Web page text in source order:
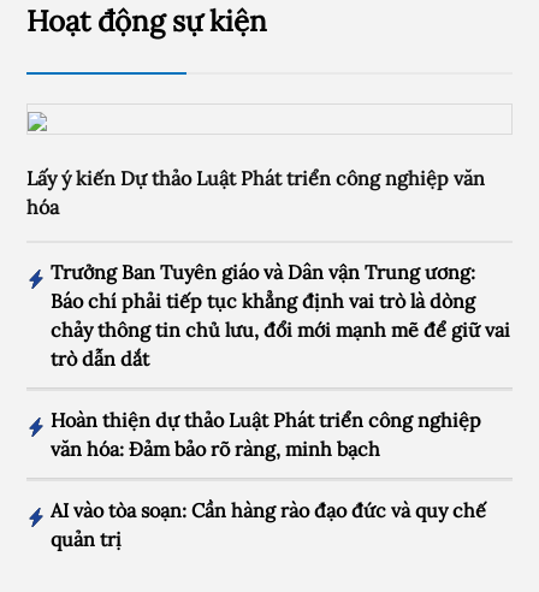
Hoạt động sự kiện
Lấy ý kiến Dự thảo Luật Phát triển công nghiệp văn
hóa
Trưởng Ban Tuyên giáo và Dân vận Trung ương:
Báo chí phải tiếp tục khẳng định vai trò là dòng
chảy thông tin chủ lưu, đổi mới mạnh mẽ để giữ vai
trò dẫn dắt
Hoàn thiện dự thảo Luật Phát triển công nghiệp
văn hóa: Đảm bảo rõ ràng, minh bạch
AI vào tòa soạn: Cần hàng rào đạo đức và quy chế
quản trị